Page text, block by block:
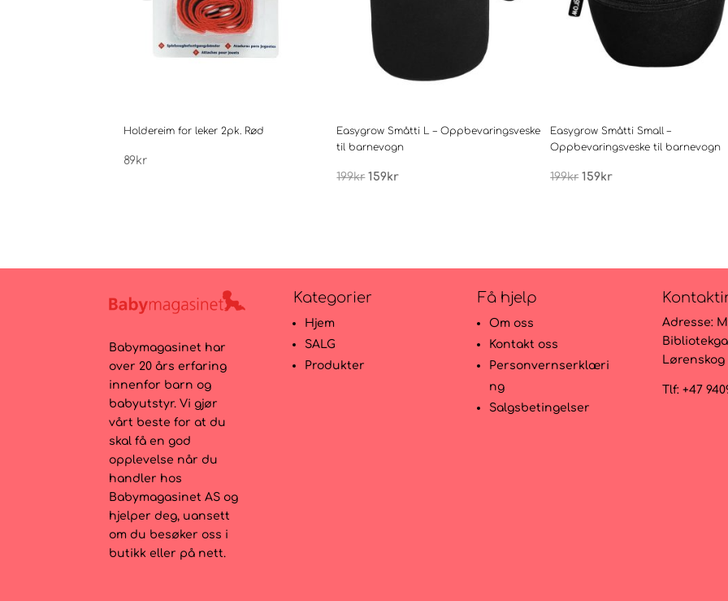
Holdereim for leker 2pk. Rød
89kr
Easygrow Småtti L – Oppbevaringsveske
til barnevogn
199kr Opprinnelig
159krNåværende
Easygrow Småtti Small –
Oppbevaringsveske til barnevogn
199kr Opprinnelig
159krNåværende
Babymagasinet har
over 20 års erfaring
innenfor barn og
babyutstyr. Vi gjør
vårt beste for at du
skal få en god
opplevelse når du
handler hos
Babymagasinet AS og
hjelper deg, uansett
om du besøker oss i
butikk eller på nett.
Kategorier
Hjem
SALG
Produkter
Få hjelp
Om oss
Kontakt oss
Personvernserklæri
ng
Salgsbetingelser
Adresse:
Lørenskog
Tlf: +47